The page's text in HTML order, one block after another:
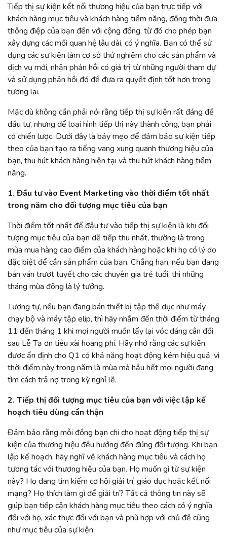
Tiếp thị sự kiện kết nối thương hiệu của bạn trực tiếp với
khách hàng mục tiêu và khách hàng tiềm năng, đồng thời đưa
thông điệp của bạn đến với cộng đồng, từ đó cho phép bạn
xây dựng các mối quan hệ lâu dài, có ý nghĩa. Bạn có thể sử
dụng các sự kiện làm cơ sở thử nghiệm cho các sản phẩm và
dịch vụ mới, nhận phản hồi có giá trị từ những người tham dự
và sử dụng phản hồi đó để đưa ra quyết định tốt hơn trong
tương lai.
Mặc dù không cần phải nói rằng tiếp thị sự kiện rất đáng để
đầu tư, nhưng để loại hình tiếp thị này thành công, bạn phải
có chiến lược. Dưới đây là bảy mẹo để đảm bảo sự kiện tiếp
theo của bạn tạo ra tiếng vang xung quanh thương hiệu của
bạn, thu hút khách hàng hiện tại và thu hút khách hàng tiềm
năng.
1. Đầu tư vào Event Marketing vào thời điểm tốt nhất
trong năm cho đối tượng mục tiêu của bạn
Thời điểm tốt nhất để đầu tư vào tiếp thị sự kiện là khi đối
tượng mục tiêu của bạn dễ tiếp thu nhất, thường là trong
mùa mua hàng cao điểm của khách hàng hoặc khi họ có lý do
đặc biệt để cần sản phẩm của bạn. Chẳng hạn, nếu bạn đang
bán ván trượt tuyết cho các chuyên gia trẻ tuổi, thì những
tháng mùa đông là lý tưởng.
Tương tự, nếu bạn đang bán thiết bị tập thể dục như máy
chạy bộ và máy tập elip, thì hãy nhắm đến thời điểm từ tháng
11 đến tháng 1 khi mọi người muốn lấy lại vóc dáng cân đối
sau Lễ Tạ ơn tiêu xài hoang phí. Hãy nhớ rằng các sự kiện
được ấn định cho Q1 có khả năng hoạt động kém hiệu quả, vì
thời điểm này trong năm là mùa mà hầu hết mọi người đang
tìm cách trả nợ trong kỳ nghỉ lễ.
2. Tiếp thị đối tượng mục tiêu của bạn với việc lập kế
hoạch tiêu dùng cẩn thận
Đảm bảo rằng mỗi đồng bạn chi cho hoạt động tiếp thị sự
kiện của thương hiệu đều hướng đến đúng đối tượng. Khi bạn
lập kế hoạch, hãy nghĩ về khách hàng mục tiêu và cách họ
tương tác với thương hiệu của bạn. Họ muốn gì từ sự kiện
này? Họ đang tìm kiếm cơ hội giải trí, giáo dục hoặc kết nối
mạng? Họ thích làm gì để giải trí? Tất cả thông tin này sẽ
giúp bạn tiếp cận khách hàng mục tiêu theo cách có ý nghĩa
đối với họ, xác thực đối với bạn và phù hợp với chủ đề cũng
như mục tiêu của sự kiện.